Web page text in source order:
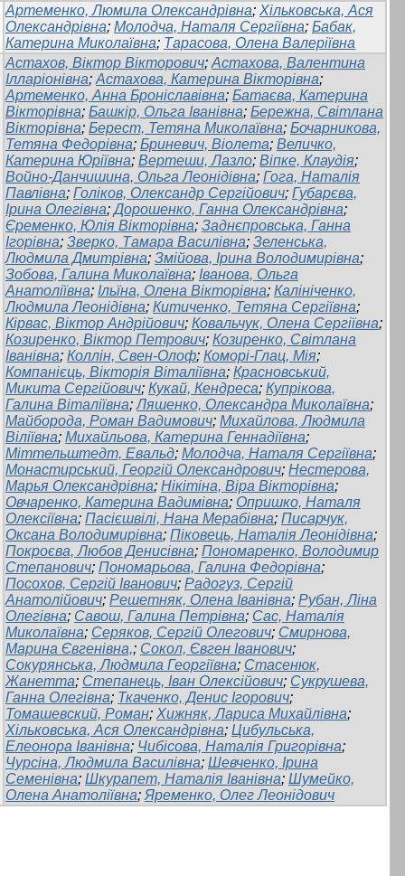
Артеменко, Люмила Олександрівна; Хільковська, Ася
Олександрівна; Молодча, Наталя Сергіївна; Бабак,
Катерина Миколаївна; Тарасова, Олена Валеріївна
Астахов, Віктор Вікторович; Астахова, Валентина
Ілларіонівна; Астахова, Катерина Вікторівна;
Артеменко, Анна Броніславівна; Батаєва, Катерина
Вікторівна; Башкір, Ольга Іванівна; Бережна, Світлана
Вікторівна; Берест, Тетяна Миколаївна; Бочарникова,
Тетяна Федорівна; Бриневич, Віолета; Величко,
Катерина Юріївна; Вертеши, Лазло; Віпке, Клаудія;
Войно-Данчишина, Ольга Леонідівна; Гога, Наталія
Павлівна; Голіков, Олександр Сергійович; Губарєва,
Ірина Олегівна;Дорошенко, Ганна Олександрівна;
Єременко, Юлія Вікторівна; Заднєпровська, Ганна
Ігорівна; Зверко, Тамара Василівна; Зеленська,
Людмила Дмитрівна; Змійова, Ірина Володимирівна;
Зобова, Галина Миколаївна; Іванова, Ольга
Анатоліївна; Ільїна, Олена Вікторівна; Калініченко,
Людмила Леонідівна; Китиченко, Тетяна Сергіївна;
Кірвас, Віктор Андрійович; Ковальчук, Олена Сергіївна;
Козиренко, Віктор Петрович; Козиренко, Світлана
Іванівна; Коллін, Свен-Олоф; Коморі-Глац, Мія;
Компанієць, Вікторія Віталіївна; Красновський,
Микита Сергійович; Кукай, Кендреса; Купрікова,
Галина Віталіївна;Ляшенко, Олександра Миколаївна;
Майборода, Роман Вадимович; Михайлова, Людмила
Віліївна; Михайльова, Катерина Геннадіївна;
Міттельштедт, Евальд; Молодча, Наталя Сергіївна;
Монастирський, Георгій Олександрович; Нестерова,
Марья Олександрівна; Нікітіна, Віра Вікторівна;
Овчаренко, Катерина Вадимівна; Опришко, Наталя
Олексіївна; Пасієшвілі, Нана Мерабівна; Писарчук,
Оксана Володимирівна; Піковець, Наталія Леонідівна;
Покроєва, Любов Денисівна; Пономаренко, Володимир
Степанович; Пономарьова, Галина Федорівна;
Посохов, Сергій Іванович; Радогуз, Сергій
Анатолійович; Решетняк, Олена Іванівна; Рубан, Ліна
Олегівна; Савош, Галина Петрівна; Сас, Наталія
Миколаївна; Серяков, Сергій Олегович; Смирнова,
Марина Євгенівна,; Сокол, Євген Іванович;
Сокурянська, Людмила Георгіївна; Стасенюк,
Жанетта; Степанець, Іван Олексійович; Сукрушева,
Ганна Олегівна; Ткаченко, Денис Ігорович;
Томашевский, Роман; Хижняк, Лариса Михайлівна;
Хільковська, Ася Олександрівна; Цибульська,
Елеонора Іванівна; Чибісова, Наталія Григорівна;
Чурсіна, Людмила Василівна; Шевченко, Ірина
Семенівна; Шкурапет, Наталія Іванівна; Шумейко,
Олена Анатоліївна; Яременко, Олег Леонідович